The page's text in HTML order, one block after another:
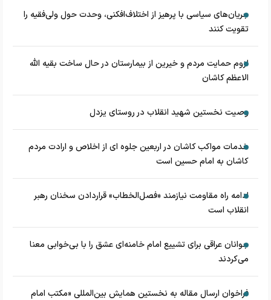
جریان‌های سیاسی با پرهیز از اختلاف‌افکنی، وحدت حول ولی‌فقیه را
تقویت کنند
لزوم حمایت مردم و خیرین از بیمارستان در حال ساخت بقیه الله
الاعظم کاشان
وصیت نخستین شهید انقلاب در روستای یزدل
خدمات مواکب کاشان در اربعین جلوه ای از اخلاص و ارادت مردم
کاشان به امام حسین است
ادامه راه مقاومت نیازمند «فصل‌الخطاب» قراردادن سخنان رهبر
انقلاب است
جوانان عراقی برای تشییع امام خامنه‌ای عشق را با بی‌خوابی معنا
می‌کردند
فراخوان ارسال مقاله به نخستین همایش بین‌المللی «مکتب امام